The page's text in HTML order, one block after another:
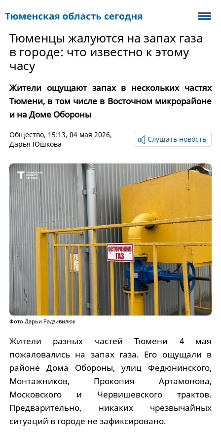
Тюменцы жалуются на запах газа
в городе: что известно к этому
часу
Жители ощущают запах в нескольких частях
Тюмени, в том числе в Восточном микрорайоне
и на Доме Обороны
Общество, 15:13, 04 мая 2026,
Дарья Юшкова
Слушать новость
Фото Дарьи Радзивилюк
Жители разных частей Тюмени 4 мая
пожаловались на запах газа. Его ощущали в
районе Дома Обороны, улиц Федюнинского,
Монтажников, Прокопия Артамонова,
Московского и Червишевского трактов.
Предварительно, никаких чрезвычайных
ситуаций в городе не зафиксировано.